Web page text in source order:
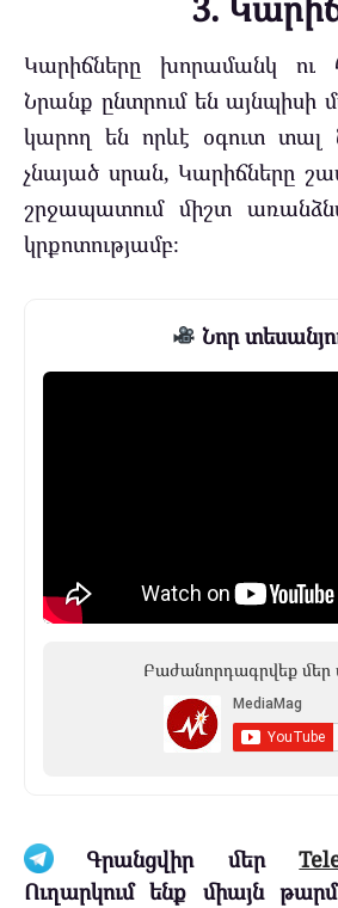
Կարիճները խորամանկ ու
Նրանք ընտրում են այնպիսի
կարող են որևէ օգուտ տալ
չնայած սրան, Կարիճները
շրջապատում միշտ
կրքոտությամբ։
Նոր
Բաժանորդագրվեք մեր
Գրանցվիր մեր
Ուղարկում ենք միայն